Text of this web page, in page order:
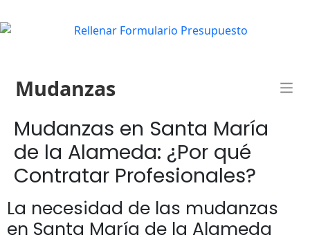
Mudanzas
Mudanzas en Santa María
de la Alameda: ¿Por qué
Contratar Profesionales?
La necesidad de las mudanzas
en Santa María de la Alameda